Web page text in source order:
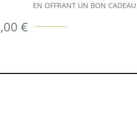
EN OFFRANT UN BON CADEAU
€